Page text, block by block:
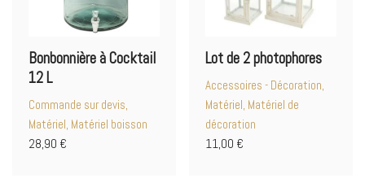
Bonbonnière à Cocktail
12 L
Commande sur devis,
Matériel, Matériel boisson
28,90 €
Lot de 2 photophores
Accessoires - Décoration,
Matériel, Matériel de
décoration
11,00 €